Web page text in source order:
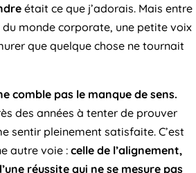
était ce que j’adorais. Mais entre
du monde corporate, une petite voix
que quelque chose ne tournait
comble pas le manque de sens.
des années à tenter de prouver
sentir pleinement satisfaite. C’est
autre voie :celle de l’alignement,
réussite qui ne se mesure pas